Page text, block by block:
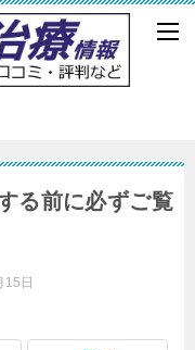
る前に必ずご覧
15日